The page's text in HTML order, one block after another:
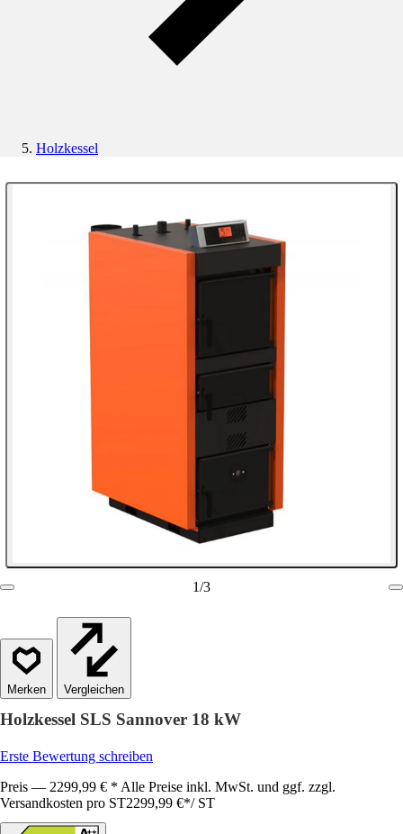
Holzkessel
1/3
Vergleichen
Holzkessel SLS Sannover 18 kW
Erste Bewertung schreiben
Preis — 2299,99 € * Alle Preise inkl. MwSt. und ggf. zzgl.
Versandkosten pro ST2299,99 €*/ ST